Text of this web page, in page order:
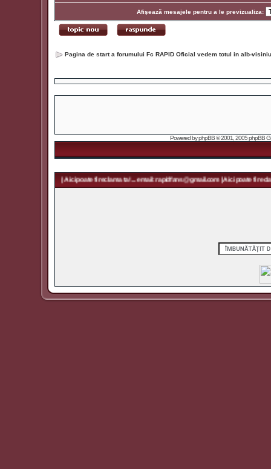
Afişează mesajele pentru a le previzualiza:
Pagina de start a forumului Fc RAPID Oficial vedem totul in alb-
Powered byphpBB© 2001, 2005 phpBB
| Aici poate fi reclama ta! ... email: rapidfans@gmail.com | Aici poate fi reclama